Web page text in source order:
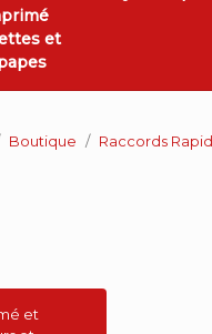
et
Boutique Raccords
et